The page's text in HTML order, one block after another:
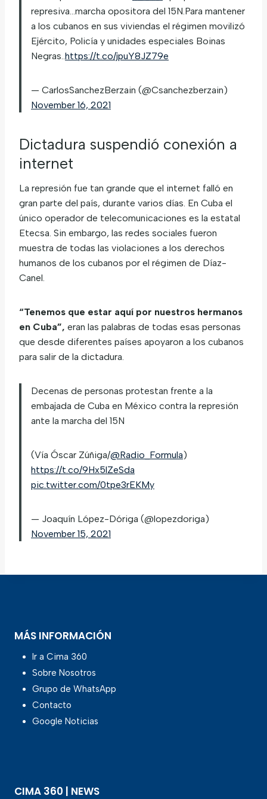
represiva…marcha opositora del 15N.Para mantener
a los cubanos en sus viviendas el régimen movilizó
Ejército, Policía y unidades especiales Boinas
Negras.. https://t.co/jpuY8JZ79e
— CarlosSanchezBerzain (@Csanchezberzain)
November 16, 2021
Dictadura suspendió conexión a
internet
La represión fue tan grande que el internet falló en
gran parte del país, durante varios días. En Cuba el
único operador de telecomunicaciones es la estatal
Etecsa. Sin embargo, las redes sociales fueron
muestra de todas las violaciones a los derechos
humanos de los cubanos por el régimen de Díaz-
Canel.
“Tenemos que estar aquí por nuestros hermanos
en Cuba”, eran las palabras de todas esas personas
que desde diferentes países apoyaron a los cubanos
para salir de la dictadura.
Decenas de personas protestan frente a la
embajada de Cuba en México contra la represión
ante la marcha del 15N
(Vía Óscar Zúñiga/@Radio_Formula)
https://t.co/9Hx5lZeSda
pic.twitter.com/0tpe3rEKMy
— Joaquín López-Dóriga (@lopezdoriga)
November 15, 2021
MÁS INFORMACIÓN
Ir a Cima 360
Sobre Nosotros
Grupo de WhatsApp
Contacto
Google Noticias
CIMA 360 | NEWS